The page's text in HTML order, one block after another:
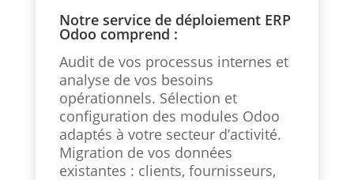
Notre service de déploiement ERP
Odoo comprend :
Audit de vos processus internes et
analyse de vos besoins
opérationnels. Sélection et
configuration des modules Odoo
adaptés à votre secteur d’activité.
Migration de vos données
existantes : clients, fournisseurs,